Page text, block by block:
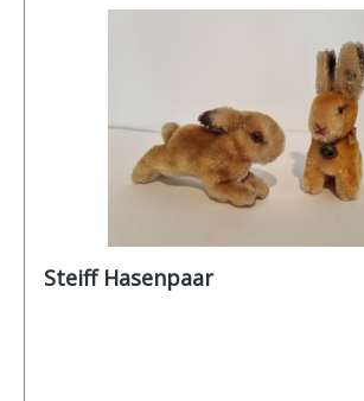
Steiff Hasenpaar